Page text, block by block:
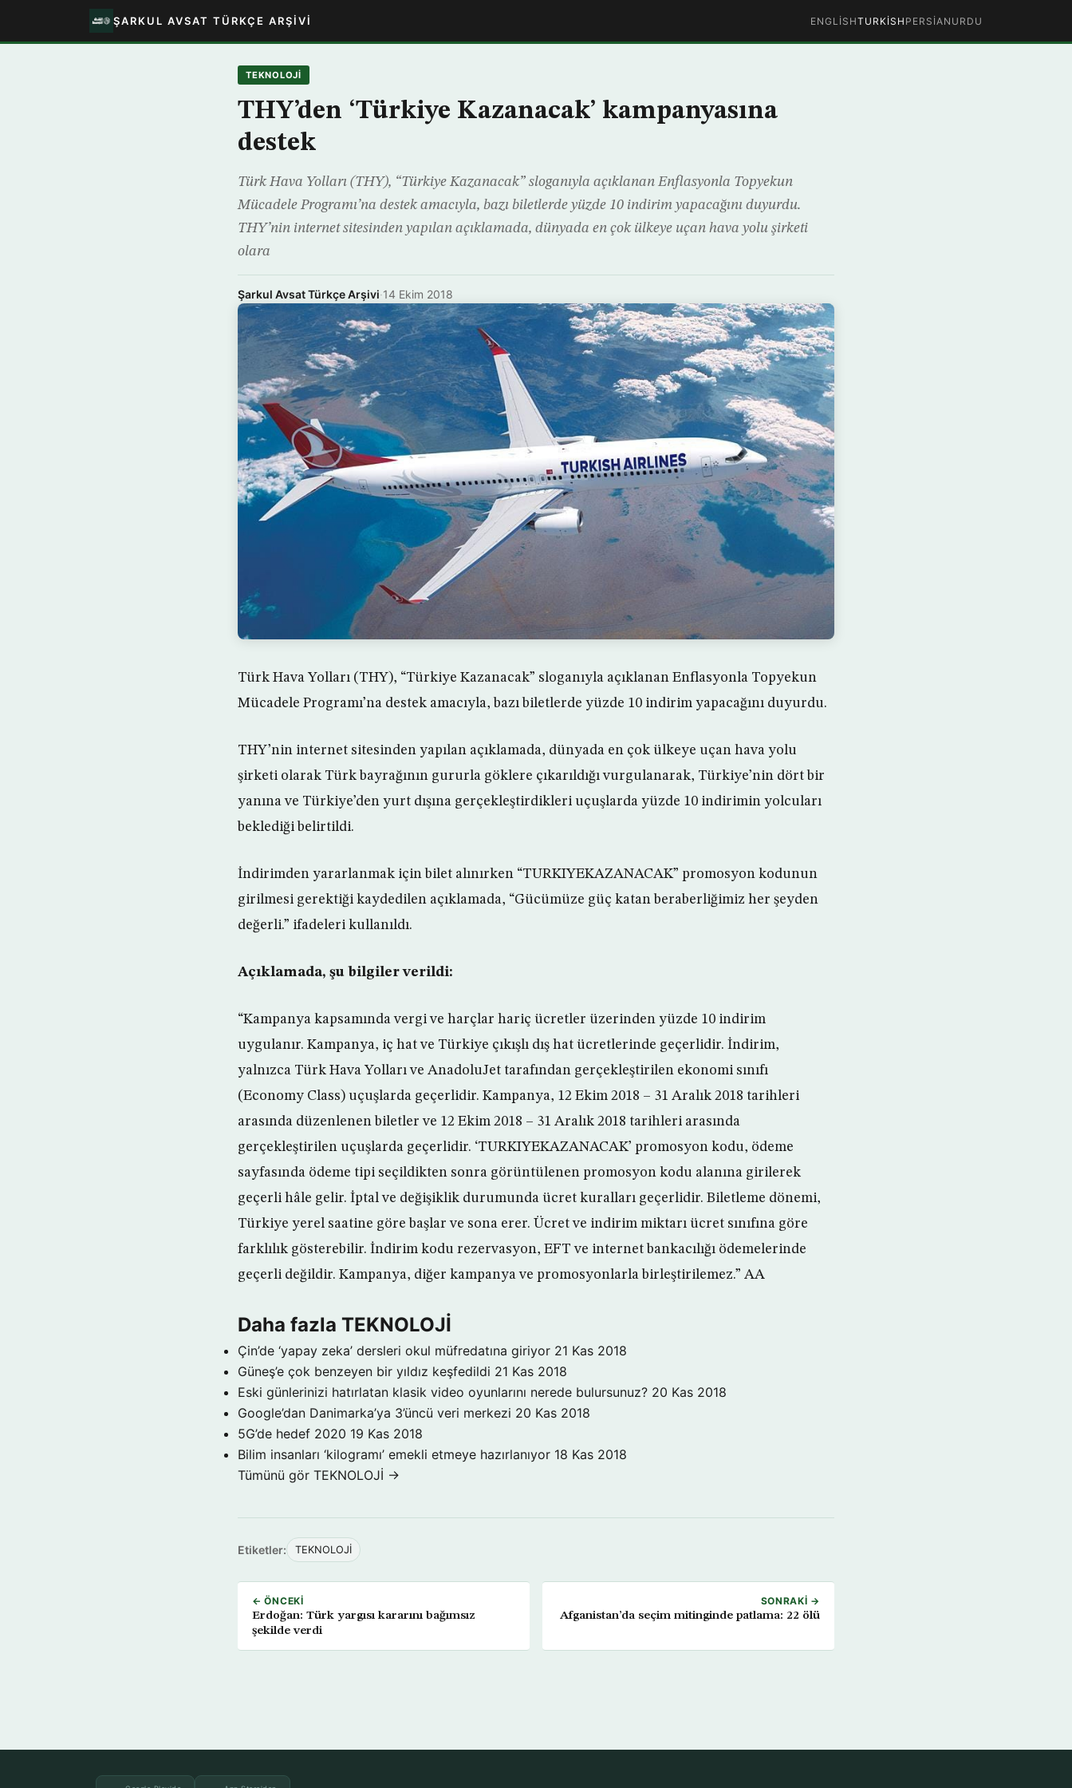
ŞARKUL AVSAT TÜRKÇE ARŞIVI ENGLISHTURKISH PERSIAN URDU
TEKNOLOJİ
THY’den ‘Türkiye Kazanacak’ kampanyasına
destek
Türk Hava Yolları (THY), “Türkiye Kazanacak” sloganıyla açıklanan Enflasyonla Topyekun
Mücadele Programı’na destek amacıyla, bazı biletlerde yüzde 10 indirim yapacağını duyurdu.
THY’nin internet sitesinden yapılan açıklamada, dünyada en çok ülkeye uçan hava yolu şirketi
olara
Şarkul Avsat Türkçe Arşivi·14 Ekim 2018
Türk Hava Yolları (THY), “Türkiye Kazanacak” sloganıyla açıklanan Enflasyonla Topyekun
Mücadele Programı’na destek amacıyla, bazı biletlerde yüzde 10 indirim yapacağını duyurdu.
THY’nin internet sitesinden yapılan açıklamada, dünyada en çok ülkeye uçan hava yolu
şirketi olarak Türk bayrağının gururla göklere çıkarıldığı vurgulanarak, Türkiye’nin dört bir
yanına ve Türkiye’den yurt dışına gerçekleştirdikleri uçuşlarda yüzde 10 indirimin yolcuları
beklediği belirtildi.
İndirimden yararlanmak için bilet alınırken “TURKIYEKAZANACAK” promosyon kodunun
girilmesi gerektiği kaydedilen açıklamada, “Gücümüze güç katan beraberliğimiz her şeyden
değerli.” ifadeleri kullanıldı.
Açıklamada, şu bilgiler verildi:
“Kampanya kapsamında vergi ve harçlar hariç ücretler üzerinden yüzde 10 indirim
uygulanır. Kampanya, iç hat ve Türkiye çıkışlı dış hat ücretlerinde geçerlidir. İndirim,
yalnızca Türk Hava Yolları ve AnadoluJet tarafından gerçekleştirilen ekonomi sınıfı
(Economy Class) uçuşlarda geçerlidir. Kampanya, 12 Ekim 2018 – 31 Aralık 2018 tarihleri
arasında düzenlenen biletler ve 12 Ekim 2018 – 31 Aralık 2018 tarihleri arasında
gerçekleştirilen uçuşlarda geçerlidir. ‘TURKIYEKAZANACAK’ promosyon kodu, ödeme
sayfasında ödeme tipi seçildikten sonra görüntülenen promosyon kodu alanına girilerek
geçerli hâle gelir. İptal ve değişiklik durumunda ücret kuralları geçerlidir. Biletleme dönemi,
Türkiye yerel saatine göre başlar ve sona erer. Ücret ve indirim miktarı ücret sınıfına göre
farklılık gösterebilir. İndirim kodu rezervasyon, EFT ve internet bankacılığı ödemelerinde
geçerli değildir. Kampanya, diğer kampanya ve promosyonlarla birleştirilemez.” AA
Daha fazla TEKNOLOJİ
Çin’de ‘yapay zeka’ dersleri okul müfredatına giriyor 21 Kas 2018
Güneş’e çok benzeyen bir yıldız keşfedildi 21 Kas 2018
Eski günlerinizi hatırlatan klasik video oyunlarını nerede bulursunuz? 20 Kas 2018
Google’dan Danimarka’ya 3’üncü veri merkezi 20 Kas 2018
5G’de hedef 2020 19 Kas 2018
Bilim insanları ‘kilogramı’ emekli etmeye hazırlanıyor 18 Kas 2018
Tümünü gör TEKNOLOJİ →
Etiketler: TEKNOLOJİ
← ÖNCEKI
Erdoğan: Türk yargısı kararını bağımsız
şekilde verdi
SONRAKI →
Afganistan’da seçim mitinginde patlama: 22 ölü